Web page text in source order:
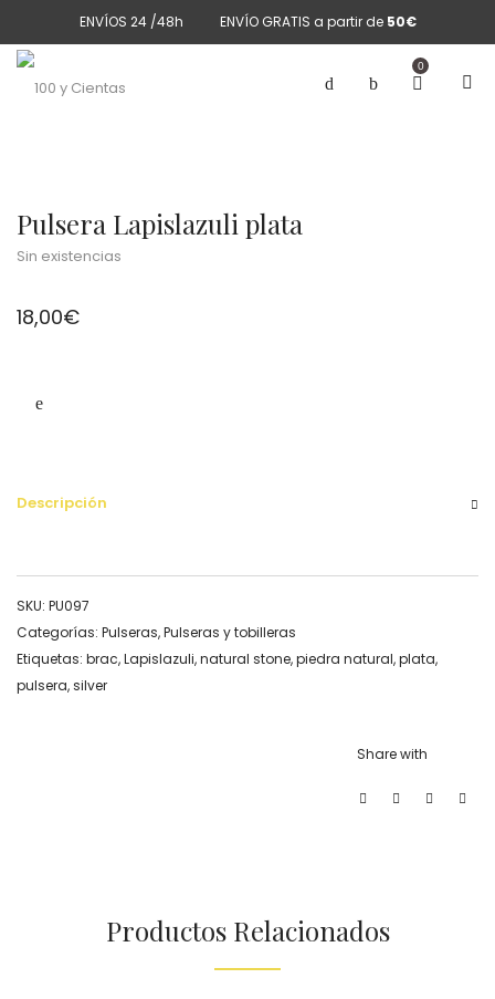
ENVÍOS 24 /48h ENVÍO GRATIS a partir de 50€
0
Pulsera Lapislazuli plata
Sin existencias
18,00€
Descripción
SKU: PU097
Categorías: Pulseras,Pulseras y tobilleras
Etiquetas: brac,Lapislazuli,natural stone,piedra natural,plata,
pulsera,silver
Share with
Productos Relacionados